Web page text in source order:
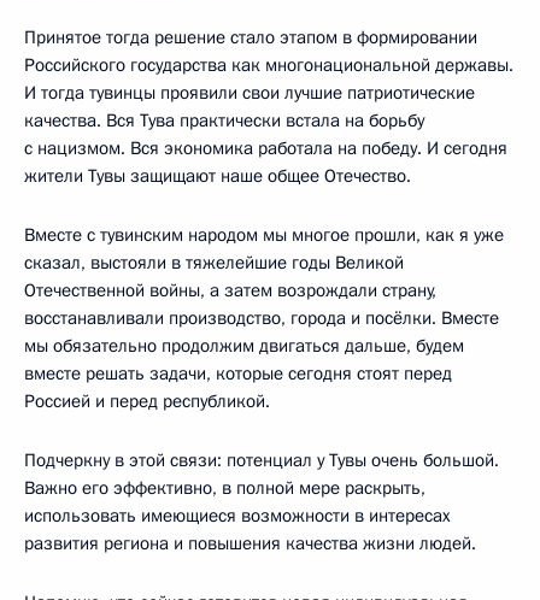
Принятое тогда решение стало этапом в формировании
Российского государства как многонациональной державы.
И тогда тувинцы проявили свои лучшие патриотические
качества. Вся Тува практически встала на борьбу
с нацизмом. Вся экономика работала на победу. И сегодня
жители Тувы защищают наше общее Отечество.
Вместе с тувинским народом мы многое прошли, как я уже
сказал, выстояли в тяжелейшие годы Великой
Отечественной войны, а затем возрождали страну,
восстанавливали производство, города и посёлки. Вместе
мы обязательно продолжим двигаться дальше, будем
вместе решать задачи, которые сегодня стоят перед
Россией и перед республикой.
Подчеркну в этой связи: потенциал у Тувы очень большой.
Важно его эффективно, в полной мере раскрыть,
использовать имеющиеся возможности в интересах
развития региона и повышения качества жизни людей.